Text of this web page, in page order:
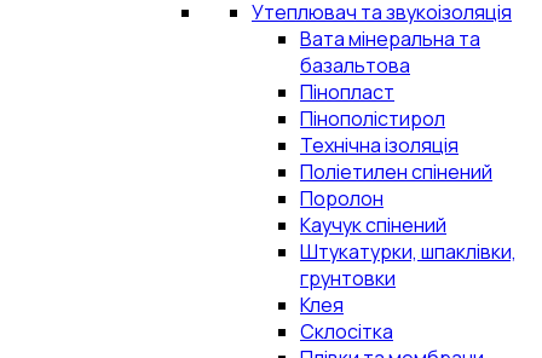
Утеплювач та звукоізоляція
Вата мінеральна та
базальтова
Пінопласт
Пінополістирол
Технічна ізоляція
Поліетилен спінений
Поролон
Каучук спінений
Штукатурки, шпаклівки,
грунтовки
Клея
Склосітка